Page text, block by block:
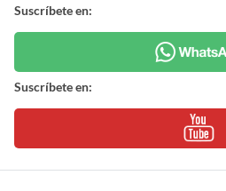
Suscríbete en:
Suscríbete en: